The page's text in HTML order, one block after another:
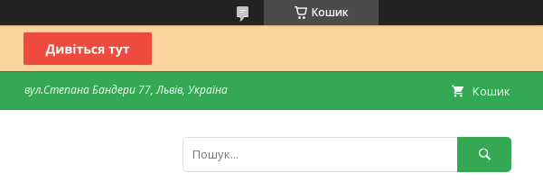
Кошик
вул.Степана Бандери 77, Львів, Україна Кошик